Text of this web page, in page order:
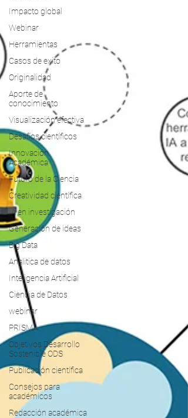
Impacto global
Webinar
Herramientas
Casos de exito
Originalidad
Aporte de
conocimiento
Visualización efectiva
Desafíos científicos
Innovación
Académica
Futuro de la Ciencia
Creatividad científica
IA en investigación
Generación de ideas
Big Data
Analitica de datos
Inteligencia Artificial
Ciencia de Datos
webinar
PRISMA
Objetivos Desarrollo
Sostenible ODS
Publicación científica
Consejos para
académicos
Redacción académica